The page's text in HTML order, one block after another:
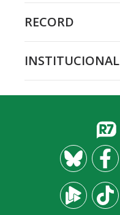
RECORD
INSTITUCIONAL